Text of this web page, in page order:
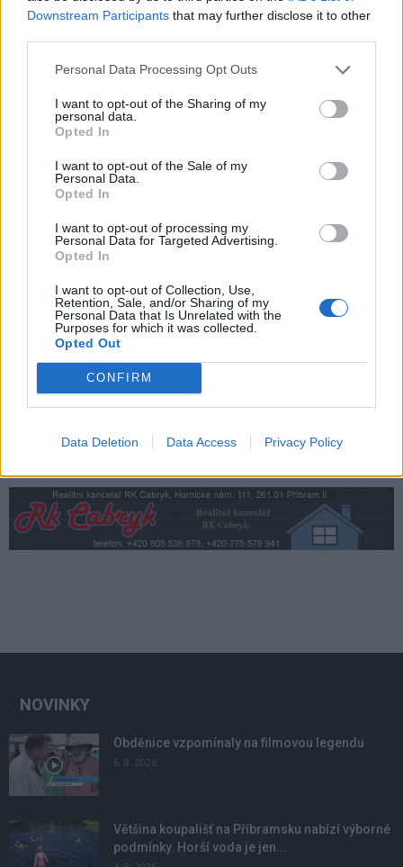
Downstream Participants that may further disclose it to other
Personal Data Processing Opt Outs
I want to opt-out of the Sharing of my
personal data.
Opted In
I want to opt-out of the Sale of my
Personal Data.
Opted In
I want to opt-out of processing my
Personal Data for Targeted Advertising.
Opted In
I want to opt-out of Collection, Use,
Retention, Sale, and/or Sharing of my
Personal Data that Is Unrelated with the
Purposes for which it was collected.
Opted Out
CONFIRM
Data Deletion Data Access Privacy Policy
Většina koupališť na Příbramsku nabízí
výborné podmínky. Horší voda je jen na
Zpravodajství
Příbram modernizuje parkovací automaty.
Zpravodajství
Obce nově získají body i za předcházení
vzniku odpadu
NOVINKY
Obděnice vzpomínaly na filmovou legendu
6. 8. 2026
Většina koupališť na Příbramsku nabízí výborné
podmínky. Horší voda je jen...